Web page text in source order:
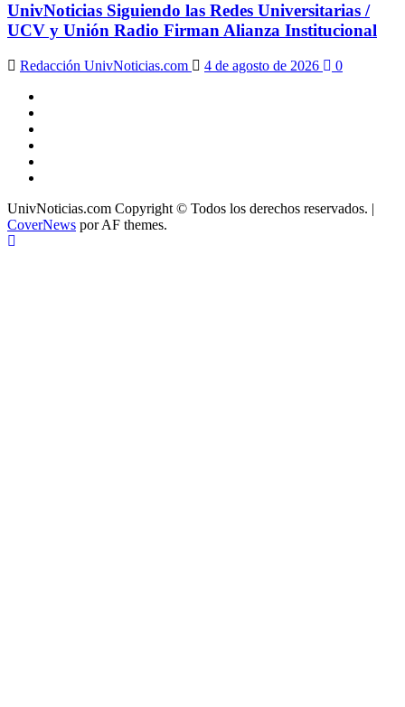
UnivNoticias Siguiendo las Redes Universitarias /
UCV y Unión Radio Firman Alianza Institucional
Redacción UnivNoticias.com 4 de agosto de 2026
0
UnivNoticias.com Copyright © Todos los derechos reservados. |
CoverNews por AF themes.